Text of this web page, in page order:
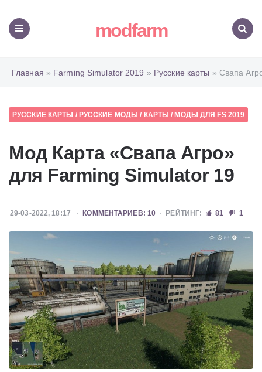
modfarm
Главная » Farming Simulator 2019 » Русские карты » Свапа
РУССКИЕ КАРТЫ / РУССКИЕ МОДЫ / КАРТЫ / МОДЫ ДЛЯ FS 2019
Мод Карта «Свапа Агро»
для Farming Simulator 19
29-03-2022, 18:17 КОММЕНТАРИЕВ: 10 РЕЙТИНГ: 81 1